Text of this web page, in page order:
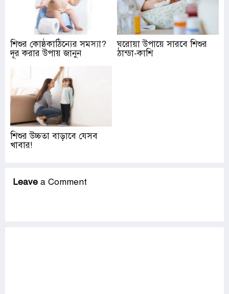
শিশুর কোষ্ঠকাঠিন্যের সমস্যা?
দূর করার উপায় জানুন
ঘরোয়া উপায়ে সারবে শিশুর
ঠান্ডা-কাশি
শিশুর উচ্চতা বাড়াবে যেসব
খাবার!
Leave a Comment